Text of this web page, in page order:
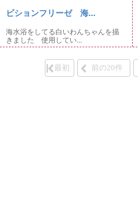
ビションフリーゼ 海...
海水浴をしてる白いわんちゃんを描
きました 使用してい...
最初 前の20件